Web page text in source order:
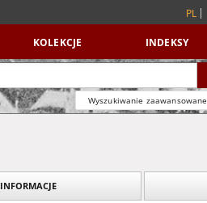
PL
KOLEKCJE INDEKSY
Wyszukiwanie zaawansowane
INFORMACJE